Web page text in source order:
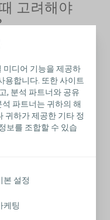
미디어 기능을 제공하
용합니다. 또한 사이트
, 분석 파트너와 공유
파트너는 귀하의 해
귀하가 제공한 기타 정
보를 조합할 수 있습
본 설정
케팅
고려해야
이 귀, 눈, 이마, 코,
은 반사 표면에서 얼
움이 될 수 있습니
. 짜임이 성글 경우
손수건이나 두건을
기 위해서는 자외선 차